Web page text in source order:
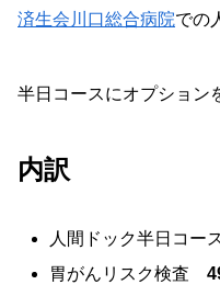
済生会川口総合病院での
半日コースにオプション
内訳
人間ドック半日コ
胃がんリスク検査